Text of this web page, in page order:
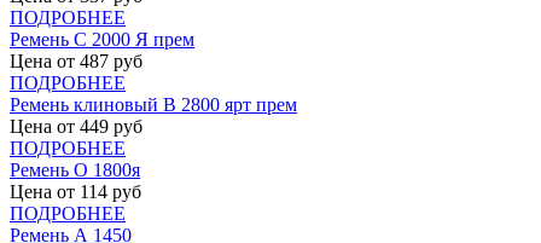
ПОДРОБНЕЕ
Ремень С 2000 Я прем
Цена от 487 руб
ПОДРОБНЕЕ
Ремень клиновый В 2800 ярт прем
Цена от 449 руб
ПОДРОБНЕЕ
Ремень О 1800я
Цена от 114 руб
ПОДРОБНЕЕ
Ремень А 1450